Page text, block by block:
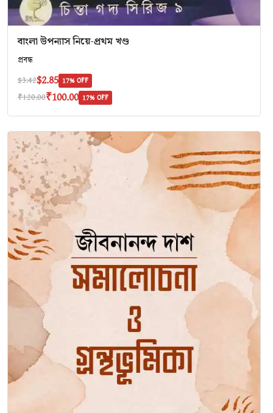
বাংলা উপন্যাস নিয়ে-প্রথম খণ্ড
প্রবন্ধ
$3.42$2.85 17% OFF
₹120.00₹100.00 17% OFF